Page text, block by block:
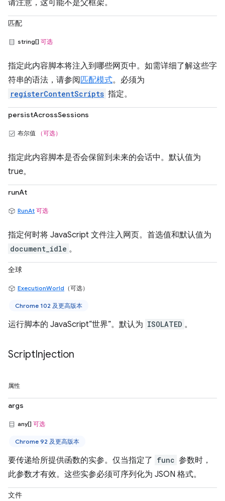
请注意，这可能不是父框架。
匹配
string[] 可选
指定此内容脚本将注入到哪些网页中。如需详细了解这些字
符串的语法，请参阅匹配模式。必须为
registerContentScripts 指定。
persistAcrossSessions
布尔值 （可选）
指定此内容脚本是否会保留到未来的会话中。默认值为
true。
runAt
RunAt 可选
指定何时将 JavaScript 文件注入网页。首选值和默认值为
document_idle 。
全球
ExecutionWorld （可选）
Chrome 102 及更高版本
运行脚本的 JavaScript“世界”。默认为 ISOLATED 。
ScriptInjection
属性
args
any[] 可选
Chrome 92 及更高版本
要传递给所提供函数的实参。仅当指定了 func 参数时，
此参数才有效。这些实参必须可序列化为 JSON 格式。
文件